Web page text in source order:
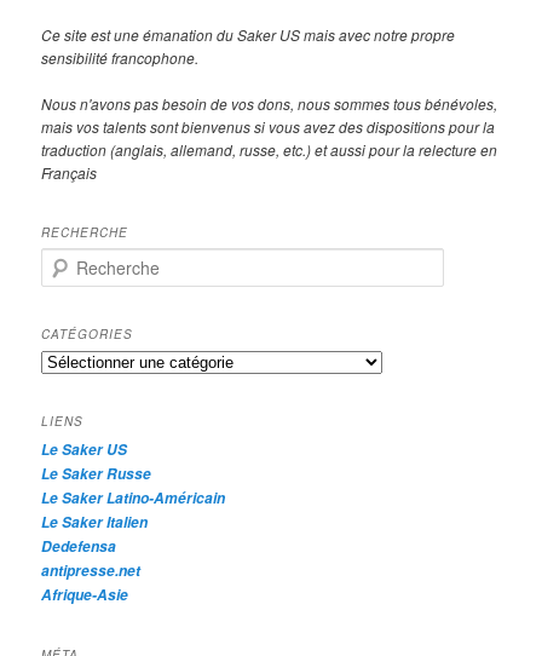
Ce site est une émanation du Saker US mais avec notre propre
sensibilité francophone.
Nous n'avons pas besoin de vos dons, nous sommes tous bénévoles,
mais vos talents sont bienvenus si vous avez des dispositions pour la
traduction (anglais, allemand, russe, etc.) et aussi pour la relecture en
Français
RECHERCHE
e
h
e
r
h
e
CATÉGORIES
Catégories
LIENS
Le Saker US
Le Saker Russe
Le Saker Latino-Américain
Le Saker Italien
Dedefensa
antipresse.net
Afrique-Asie